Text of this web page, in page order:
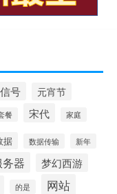
信号 元宵节
餐 宋代 家庭
据 数据传输 新年
务器 梦幻西游
的是 网站